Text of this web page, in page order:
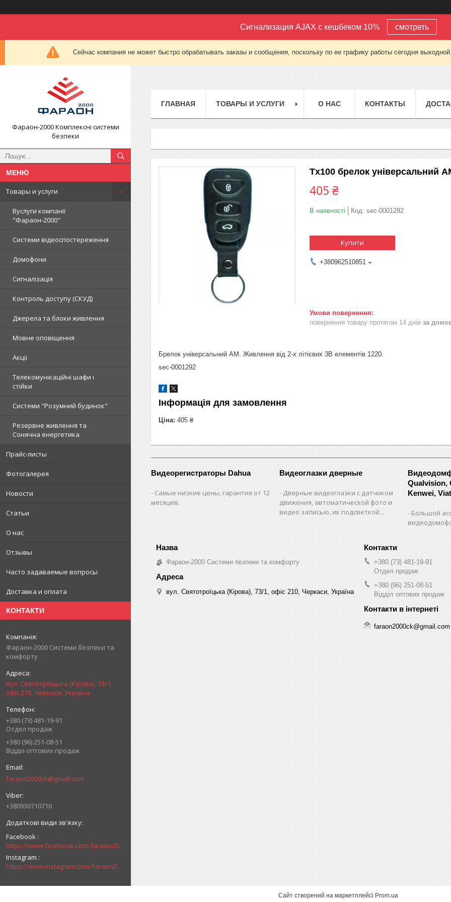
Сигнализация AJAX с кешбеком 10% смотреть
Сейчас компания не может быстро обрабатывать заказы и сообщения, поскольку по ее графику работы сегодня
Фараон-2000 Комплексні системи
безпеки
Товары и услуги
Вуслуги компанії
"Фараон-2000"
Системи відеоспостереження
Домофони
Сигналізація
Контроль доступу (СКУД)
Джерела та блоки живлення
Мовне оповіщення
Акції
Телекомунікаційні шафи і
стійки
Системи "Розумний будинок"
Резервне живлення та
Сонячна енергетика
Прайс-листы
Фотогалерея
Новости
Статьи
О нас
Отзывы
Часто задаваемые вопросы
Доставка и оплата
КОНТАКТИ
Фараон-2000 Системи безпеки та
комфорту
вул. Святотроїцька (Кірова), 73/1,
офіс 210, Черкаси, Україна
+380 (73) 481-19-91
Отдел продаж
+380 (96) 251-08-51
Відділ оптових продаж
faraon2000ck@gmail.com
+380930710710
Facebook
https://www.facebook.com/faraon2000ck/
Instagram
https://www.instagram.com/faraon2000com/
ГЛАВНАЯ ТОВАРЫ И УСЛУГИ О НАС КОНТАКТЫ
Tx100 брелок універсальний
405 ₴
В наявності Код: sec-0001292
Купити
+380962510851
повернення товару протягом 14 днів за
Брелок універсальний АМ. Живлення від 2-х літієвих 3В елементів 1220.
sec-0001292
Інформація для замовлення
Ціна: 405 ₴
Видеорегистраторы Dahua
Самые низкие цены, гарантия от 12
месяцев.
Видеоглазки дверные
Дверные видеоглазки с датчиком
движения, автоматической фото и
видео записью, ик подсветкой...
Qualvision,
Kenwei,
Большой
Фараон-2000 Системи безпеки та комфорту
вул. Святотроїцька (Кірова), 73/1, офіс 210, Черкаси, Україна
+380 (73) 481-19-91
Отдел продаж
+380 (96) 251-08-51
Відділ оптових продаж
faraon2000ck@gmail.com
Сайт створений на маркетплейсі Prom.ua